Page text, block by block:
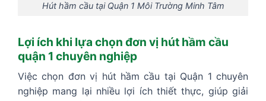
Hút hầm cầu tại Quận 1 Môi Trường Minh Tâm
Lợi ích khi lựa chọn đơn vị hút hầm cầu
quận 1 chuyên nghiệp
Việc chọn đơn vị hút hầm cầu tại Quận 1 chuyên
nghiệp mang lại nhiều lợi ích thiết thực, giúp giải